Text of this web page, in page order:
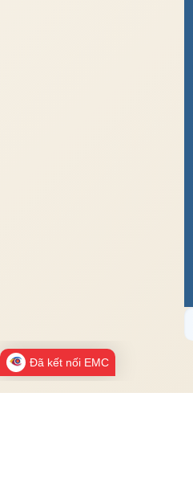
Đã kết nối EMC